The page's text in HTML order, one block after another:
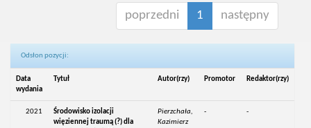
poprzedni 1 następny
Odsłon pozycji:
Data
wydania
Tytuł Autor(rzy) Promotor Redaktor(rzy)
2021
Środowisko izolacji
więziennej traumą (?) dla
Pierzchała,
Kazimierz
- -